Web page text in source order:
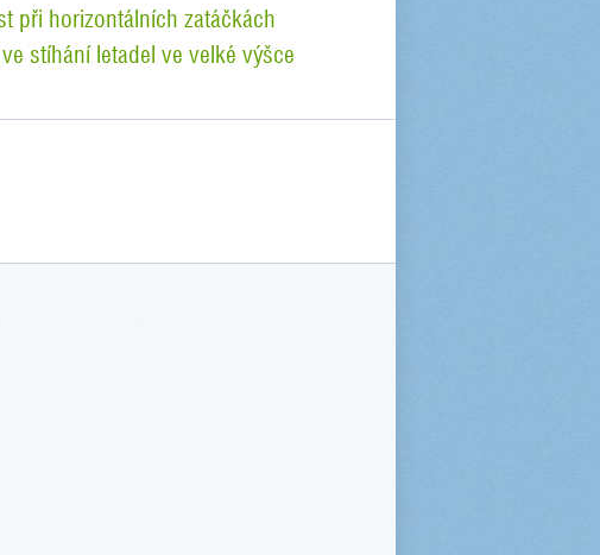
při horizontálních zatáčkách
stíhání letadel ve velké výšce